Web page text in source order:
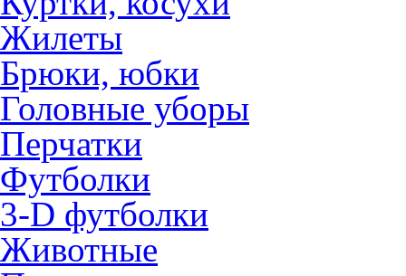
Жилеты
Брюки, юбки
Головные уборы
Перчатки
Футболки
3-D футболки
Животные